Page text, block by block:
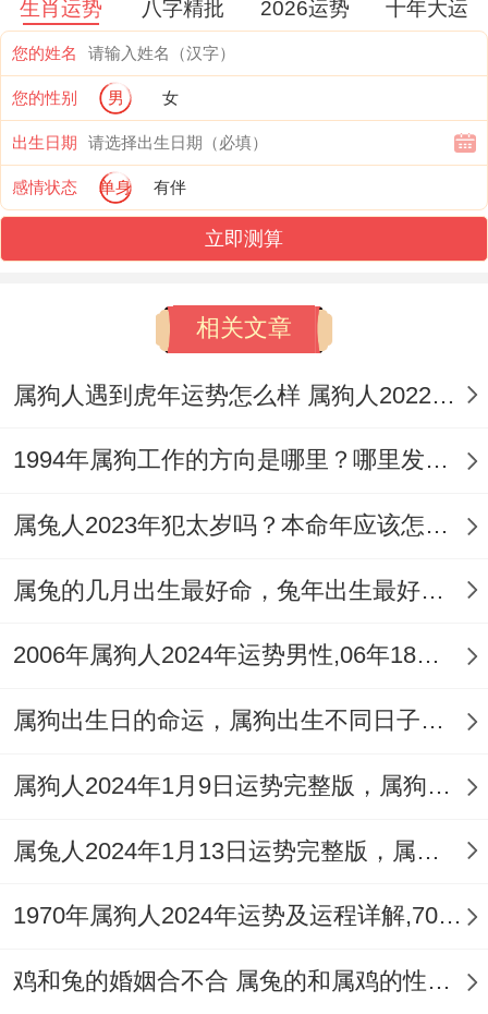
财运。
要我说啊~属狗人责任心强 - 对事业追求坚
持 - 也能加持不写、属兔人也会受到影响,求
财道路都能奋斗~大家三观接近,对事物上也
有认知力,能成为合作伙伴、大家的事业进展
都能顺利 - 更好的应对到在未来日子中的关
属兔是属狗的贵人 - 是六合贵人~伴侣之间
能深情蜜意，俗话都说，狗遇到属兔人都能
贵人，属狗人是原意想原意去做的~属兔人
则是说服跟补充、而大家之间的理解与支持
帮助到了属兔人的策划给你共，属狗人在做
能促进到大家的财富，也能和好促进到良好
的财富、属狗同属兔之间的组合都可以提高
生肖运势 八字精批 2026运势 十年大运
您的姓名
您的性别 男 女
出生日期
感情状态 单身 有伴
立即测算
相关文章
属狗人遇到虎年运势怎么样 属狗人2022年运势如何
1994年属狗工作的方向是哪里？哪里发财好？
属兔人2023年犯太岁吗？本命年应该怎么化解太岁？
属兔的几月出生最好命，兔年出生最好命的月份是几月
2006年属狗人2024年运势男性,06年18岁属狗男2024年每月运程怎么样
属狗出生日的命运，属狗出生不同日子的命运区别
属狗人2024年1月9日运势完整版，属狗2024年1月9日今日运势如何
属兔人2024年1月13日运势完整版，属兔2024年1月13日今日运势如何
1970年属狗人2024年运势及运程详解,70年出生54岁肖狗人在2024全年每月运势完整版
鸡和兔的婚姻合不合 属兔的和属鸡的性格特点